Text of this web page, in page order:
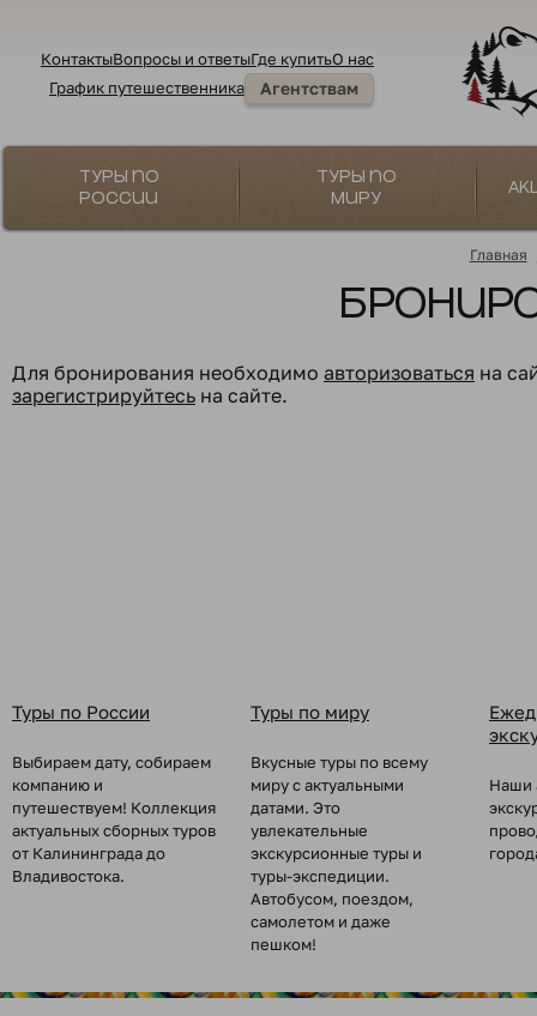
КонтактыВопросы и ответыГде купитьО нас
График путешественника
Агентствам
Туры по
России
Туры по
миру
Главная
Для бронирования необходимо авторизоваться на
зарегистрируйтесь на сайте.
Туры по России
Выбираем дату, собираем
компанию и
путешествуем! Коллекция
актуальных сборных туров
от Калининграда до
Владивостока.
Туры по миру
Вкусные туры по всему
миру с актуальными
датами. Это
увлекательные
экскурсионные туры и
туры-экспедиции.
Автобусом, поездом,
самолетом и даже
пешком!
Наши